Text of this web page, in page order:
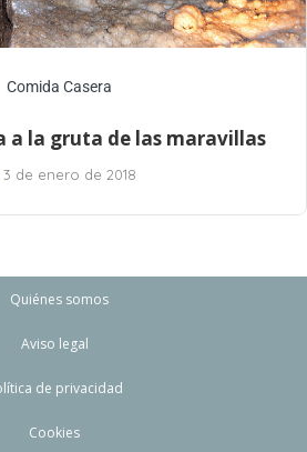
Comida Casera
a la gruta de las maravillas
3 de enero de 2018
Quiénes somos
Aviso legal
de privacidad
Cookies